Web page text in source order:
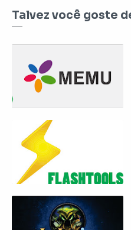
Talvez você goste